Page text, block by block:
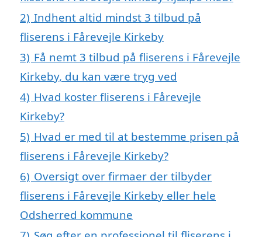
2) Indhent altid mindst 3 tilbud på
fliserens i Fårevejle Kirkeby
3) Få nemt 3 tilbud på fliserens i Fårevejle
Kirkeby, du kan være tryg ved
4) Hvad koster fliserens i Fårevejle
Kirkeby?
5) Hvad er med til at bestemme prisen på
fliserens i Fårevejle Kirkeby?
6) Oversigt over firmaer der tilbyder
fliserens i Fårevejle Kirkeby eller hele
Odsherred kommune